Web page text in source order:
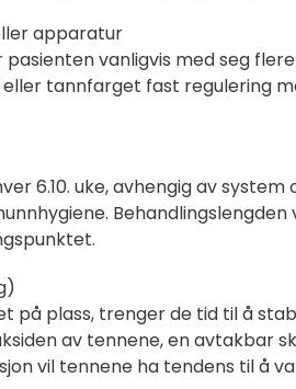
apparatur
pasienten vanligvis med seg
eller tannfarget fast regulering
6.10. uke, avhengig av system
på plass, trenger de tid til å
av tennene, en avtakbar
vil tennene ha tendens til å